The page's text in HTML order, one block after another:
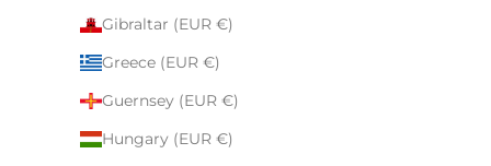
Gibraltar (EUR €)
Greece (EUR €)
Guernsey (EUR €)
Hungary (EUR €)